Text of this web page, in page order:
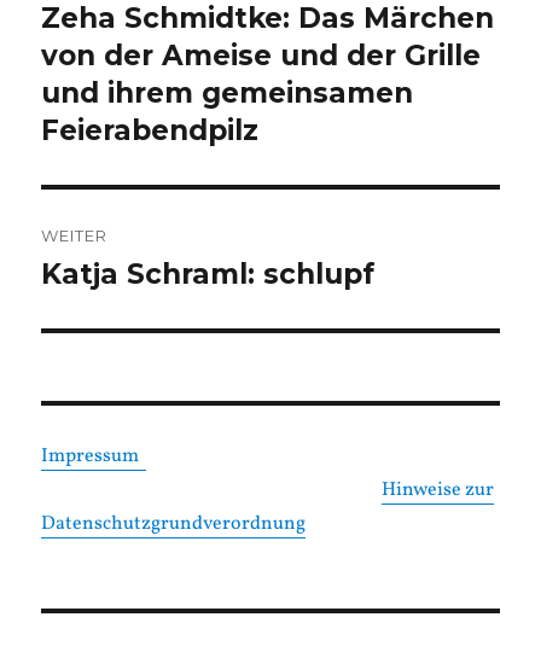
Vorheriger
Beitrag:
Zeha Schmidtke: Das Märchen
von der Ameise und der Grille
und ihrem gemeinsamen
Feierabendpilz
WEITER
Nächster
Katja Schraml: schlupf
Impressum
Hinweise zur
Datenschutzgrundverordnung